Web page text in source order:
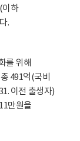
이하
.
를 위해
491억(국비
이전 출생자)
만원을